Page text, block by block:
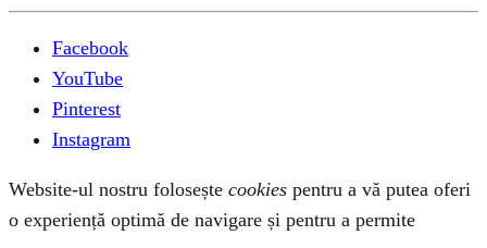
Facebook
YouTube
Pinterest
Instagram
Website-ul nostru folosește cookies pentru a vă putea oferi
o experiență optimă de navigare și pentru a permite